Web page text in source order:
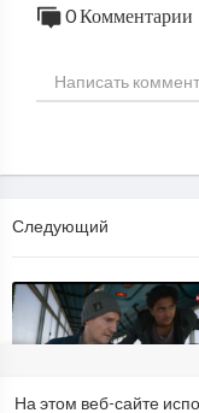
На этом веб-сайте
0 Комментарии
Следующий